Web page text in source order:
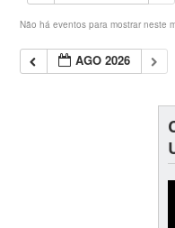
Não há eventos para mostrar neste
AGO 2026